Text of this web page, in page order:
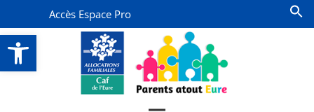
Ouvrir la barre d’outils
Accès Espace Pro